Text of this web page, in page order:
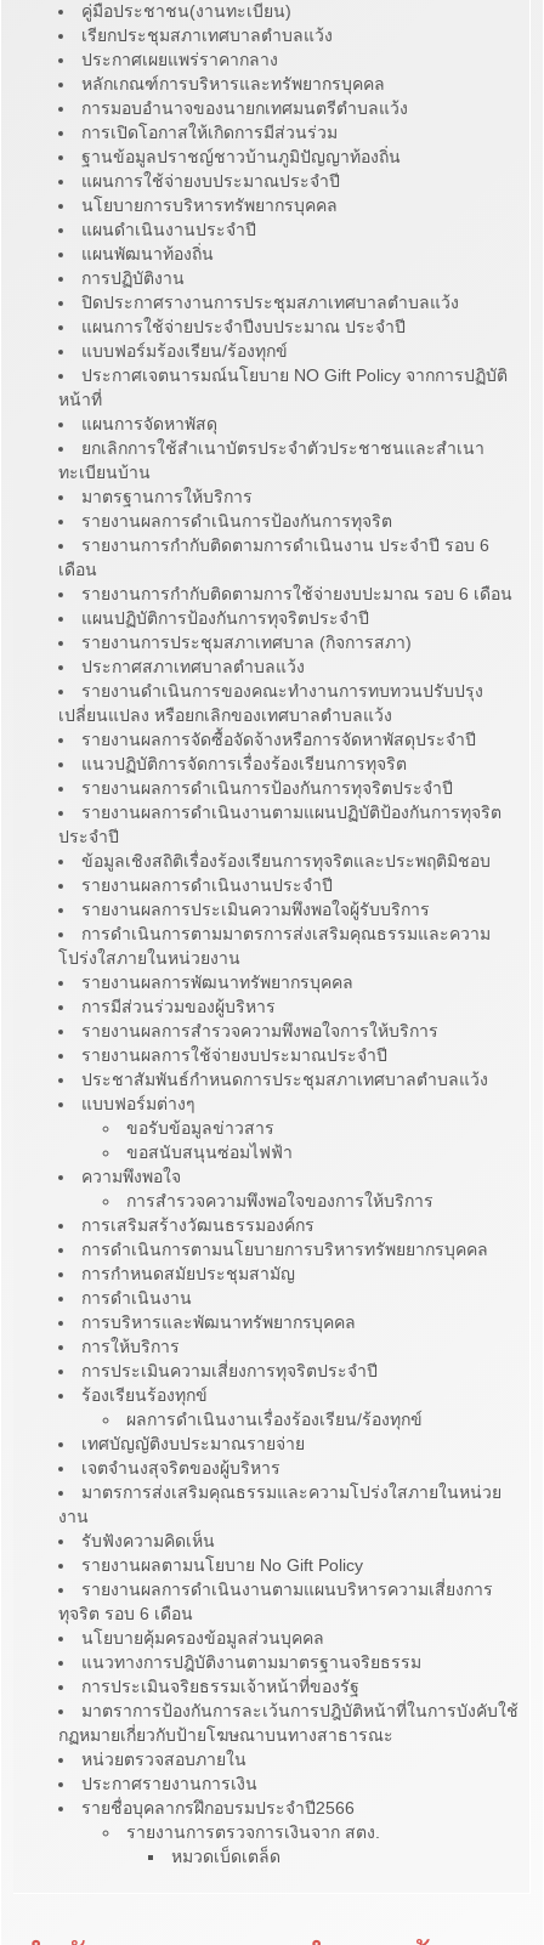
คู่มือประชาชน(งานทะเบียน)
เรียกประชุมสภาเทศบาลตำบลแว้ง
ประกาศเผยแพร่ราคากลาง
หลักเกณฑ์การบริหารและทรัพยากรบุคคล
การมอบอำนาจของนายกเทศมนตรีตำบลแว้ง
การเปิดโอกาสให้เกิดการมีส่วนร่วม
ฐานข้อมูลปราชญ์ชาวบ้านภูมิปัญญาท้องถิ่น
แผนการใช้จ่ายงบประมาณประจำปี
นโยบายการบริหารทรัพยากรบุคคล
แผนดำเนินงานประจำปี
แผนพัฒนาท้องถิ่น
การปฏิบัติงาน
ปิดประกาศรางานการประชุมสภาเทศบาลตำบลแว้ง
แผนการใช้จ่ายประจำปีงบประมาณ ประจำปี
แบบฟอร์มร้องเรียน/ร้องทุกข์
ประกาศเจตนารมณ์นโยบาย NO Gift Policy จากการปฏิบัติ
หน้าที่
แผนการจัดหาพัสดุ
ยกเลิกการใช้สำเนาบัตรประจำตัวประชาชนและสำเนา
ทะเบียนบ้าน
มาตรฐานการให้บริการ
รายงานผลการดำเนินการป้องกันการทุจริต
รายงานการกำกับติดตามการดำเนินงาน ประจำปี รอบ 6
เดือน
รายงานการกำกับติดตามการใช้จ่ายงบปะมาณ รอบ 6 เดือน
แผนปฏิบัติการป้องกันการทุจริตประจำปี
รายงานการประชุมสภาเทศบาล (กิจการสภา)
ประกาศสภาเทศบาลตำบลแว้ง
รายงานดำเนินการของคณะทำงานการทบทวนปรับปรุง
เปลี่ยนแปลง หรือยกเลิกของเทศบาลตำบลแว้ง
รายงานผลการจัดซื้อจัดจ้างหรือการจัดหาพัสดุประจำปี
แนวปฏิบัติการจัดการเรื่องร้องเรียนการทุจริต
รายงานผลการดำเนินการป้องกันการทุจริตประจำปี
รายงานผลการดำเนินงานตามแผนปฏิบัติป้องกันการทุจริต
ประจำปี
ข้อมูลเชิงสถิติเรื่องร้องเรียนการทุจริตและประพฤติมิชอบ
รายงานผลการดำเนินงานประจำปี
รายงานผลการประเมินความพึงพอใจผู้รับบริการ
การดำเนินการตามมาตรการส่งเสริมคุณธรรมและความ
โปร่งใสภายในหน่วยงาน
รายงานผลการพัฒนาทรัพยากรบุคคล
การมีส่วนร่วมของผู้บริหาร
รายงานผลการสำรวจความพึงพอใจการให้บริการ
รายงานผลการใช้จ่ายงบประมาณประจำปี
ประชาสัมพันธ์กำหนดการประชุมสภาเทศบาลตำบลแว้ง
แบบฟอร์มต่างๆ
ขอรับข้อมูลข่าวสาร
ขอสนับสนุนซ่อมไฟฟ้า
ความพึงพอใจ
การสำรวจความพึงพอใจของการให้บริการ
การเสริมสร้างวัฒนธรรมองค์กร
การดำเนินการตามนโยบายการบริหารทรัพยยากรบุคคล
การกำหนดสมัยประชุมสามัญ
การดำเนินงาน
การบริหารและพัฒนาทรัพยากรบุคคล
การให้บริการ
การประเมินความเสี่ยงการทุจริตประจำปี
ร้องเรียนร้องทุกข์
ผลการดำเนินงานเรื่องร้องเรียน/ร้องทุกข์
เทศบัญญัติงบประมาณรายจ่าย
เจตจำนงสุจริตของผู้บริหาร
มาตรการส่งเสริมคุณธรรมและความโปร่งใสภายในหน่วย
งาน
รับฟังความคิดเห็น
รายงานผลตามนโยบาย No Gift Policy
รายงานผลการดำเนินงานตามแผนบริหารความเสี่ยงการ
ทุจริต รอบ 6 เดือน
นโยบายคุ้มครองข้อมูลส่วนบุคคล
แนวทางการปฎิบัติงานตามมาตรฐานจริยธรรม
การประเมินจริยธรรมเจ้าหน้าที่ของรัฐ
มาตราการป้องกันการละเว้นการปฎิบัติหน้าที่ในการบังคับใช้
กฏหมายเกี่ยวกับป้ายโฆษณาบนทางสาธารณะ
หน่วยตรวจสอบภายใน
ประกาศรายงานการเงิน
รายชื่อบุคลากรฝึกอบรมประจำปี2566
รายงานการตรวจการเงินจาก สตง.
หมวดเบ็ดเตล็ด